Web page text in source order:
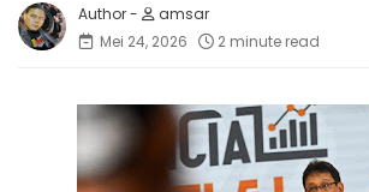
amsar
Mei 24, 2026
2 minute read